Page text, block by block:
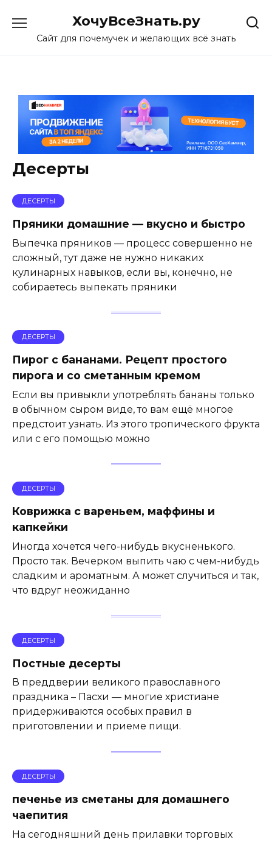
content
ХочуВсеЗнать.ру
Сайт для почемучек и желающих всё знать
Десерты
ДЕСЕРТЫ
Пряники домашние — вкусно и быстро
Выпечка пряников — процесс совершенно не
сложный, тут даже не нужно никаких
кулинарных навыков, если вы, конечно, не
собираетесь выпекать пряники
ДЕСЕРТЫ
Пирог с бананами. Рецепт простого
пирога и со сметанным кремом
Если вы привыкли употреблять бананы только
в обычном сыром виде, то вам ещё многое
предстоит узнать. Из этого тропического фрукта
или с его помощью можно
ДЕСЕРТЫ
Коврижка с вареньем, маффины и
капкейки
Иногда хочется чего-нибудь вкусненького.
Просто так. Вечерком выпить чаю с чем-нибудь
сладким и ароматным. А может случиться и так,
что вдруг неожиданно
ДЕСЕРТЫ
Постные десерты
В преддверии великого православного
праздника – Пасхи — многие христиане
придерживаются особых правил в
приготовлении и приеме пищи.
ДЕСЕРТЫ
печенье из сметаны для домашнего
чаепития
На сегодняшний день прилавки торговых